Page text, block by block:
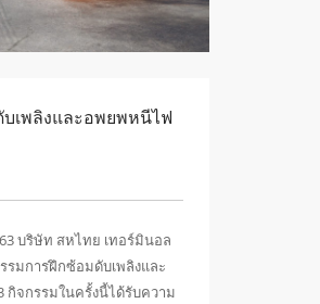
เพลิงและอพยพหนีไฟ
บริษัท สหไทย เทอร์มินอล
มการฝึกซ้อมดับเพลิงและ
กิจกรรมในครั้งนี้ได้รับความ